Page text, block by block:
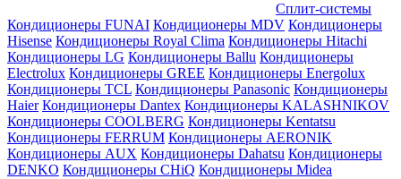
Сплит-системы
Кондиционеры FUNAI Кондиционеры MDV Кондиционеры
Hisense Кондиционеры Royal Clima Кондиционеры Hitachi
Кондиционеры LG Кондиционеры Ballu Кондиционеры
Electrolux Кондиционеры GREE Кондиционеры Energolux
Кондиционеры TCL Кондиционеры Panasonic Кондиционеры
Haier Кондиционеры Dantex Кондиционеры KALASHNIKOV
Кондиционеры СOOLBERG Кондиционеры Kentatsu
Кондиционеры FERRUM Кондиционеры AERONIK
Кондиционеры AUX Кондиционеры Dahatsu Кондиционеры
DENKO Кондиционеры CHiQ Кондиционеры Midea